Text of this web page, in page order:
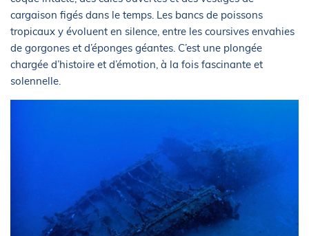
cargaison figés dans le temps. Les bancs de poissons
tropicaux y évoluent en silence, entre les coursives envahies
de gorgones et d’éponges géantes. C’est une plongée
chargée d’histoire et d’émotion, à la fois fascinante et
solennelle.